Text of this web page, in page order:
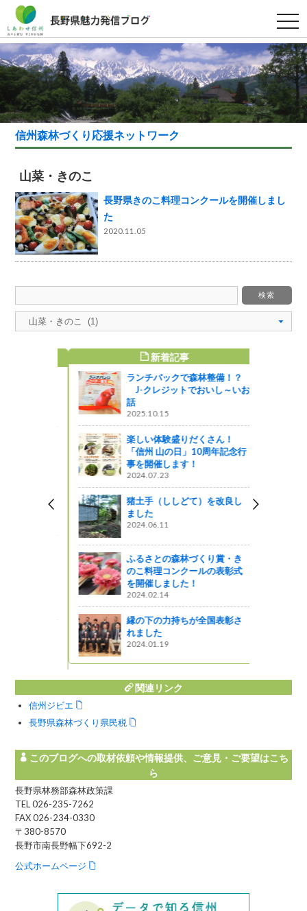
t
o
g
g
l
e
n
a
v
g
i
信州森林づくり応援ネットワーク
山菜・きのこ
長野県きのこ料理コンクールを開催しまし
た
2020.11.05
新着記事
ランチパックで森林整備！？
J-クレジットでおいし～いお
話
2025.10.15
楽しい体験盛りだくさん！
「信州 山の日」10周年記念行
事を開催します！
2024.07.23
猪土手（ししどて）を改良し
ました
2024.06.11
ふるさとの森林づくり賞・き
のこ料理コンクールの表彰式
を開催しました！
2024.02.14
縁の下の力持ちが全国表彰さ
れました
2024.01.19
関連リンク
信州ジビエ
長野県森林づくり県民税
このブログへの取材依頼や情報提供、ご意見・ご要望はこち
ら
長野県林務部森林政策課
TEL 026-235-7262
FAX 026-234-0330
〒380-8570
長野市南長野幅下692-2
公式ホームページ